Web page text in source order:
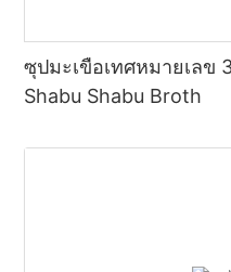
ซุปมะเขือเทศหมายเลข
Shabu Shabu Broth